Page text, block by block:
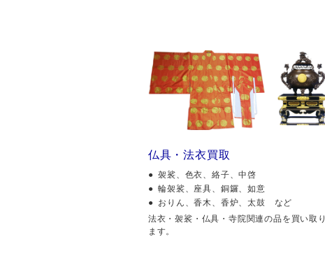
仏具・法衣買取
袈裟、色衣、絡子、中啓
輪袈裟、座具、銅鑼、如意
おりん、香木、香炉、太鼓 など
法衣・袈裟・仏具・寺院関連の品を買い取り
ます。